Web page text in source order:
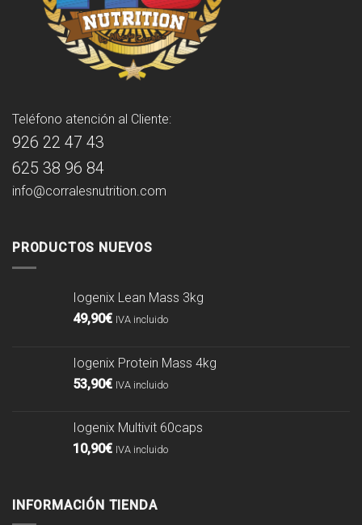
Teléfono atención al Cliente:
926 22 47 43
625 38 96 84
info@corralesnutrition.com
PRODUCTOS NUEVOS
Iogenix Lean Mass 3kg
49,90€ IVA incluido
Iogenix Protein Mass 4kg
53,90€ IVA incluido
Iogenix Multivit 60caps
10,90€ IVA incluido
INFORMACIÓN TIENDA